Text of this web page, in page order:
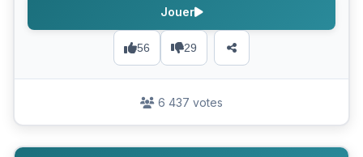
56 29
Jouer
6 437 votes